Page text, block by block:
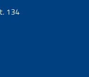
134